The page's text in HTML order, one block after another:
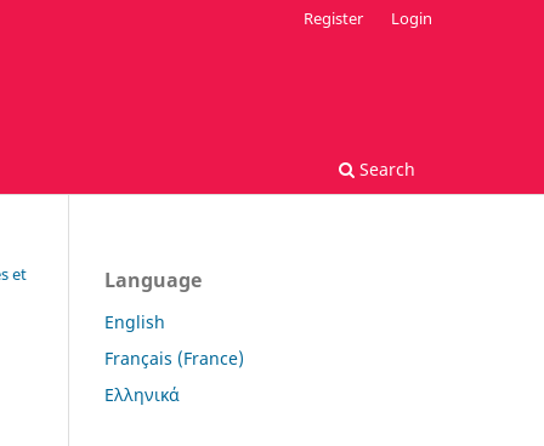
Search
Register Login
et
Language
English
Français (France)
Ελληνικά